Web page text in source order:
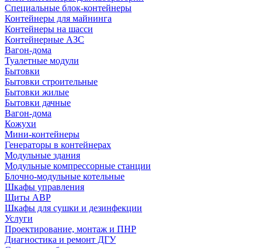
Специальные блок-контейнеры
Контейнеры для майнинга
Контейнеры на шасси
Контейнерные АЗС
Вагон-дома
Туалетные модули
Бытовки
Бытовки строительные
Бытовки жилые
Бытовки дачные
Вагон-дома
Кожухи
Мини-контейнеры
Генераторы в контейнерах
Модульные здания
Модульные компрессорные станции
Блочно-модульные котельные
Шкафы управления
Щиты АВР
Шкафы для сушки и дезинфекции
Услуги
Проектирование, монтаж и ПНР
Диагностика и ремонт ДГУ